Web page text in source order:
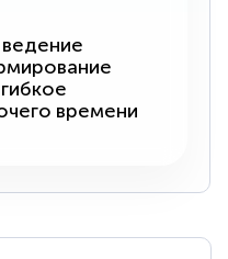
времени